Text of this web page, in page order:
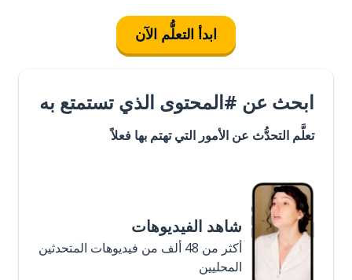
ابدأ التعلُّم الآن
ابحث عن #المحتوى الذي تستمتع به
تعلَّم التحدُّث عن الأمور التي تهتم بها فعلاً
شاهد الفيديوهات
أكثر من 48 ألف من فيديوهات المتحدثين
المحليين